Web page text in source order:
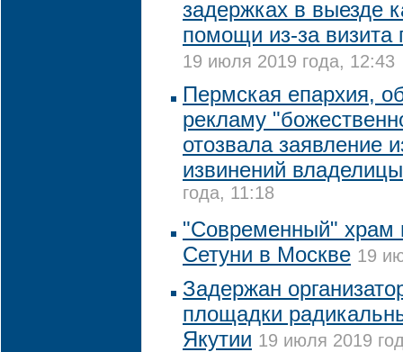
задержках в выезде
помощи из-за
19 июля 2019 года, 12:43
Пермская епархия,
рекламу
отозвала заявление
извинений
года, 11:18
"Современный" храм
Сетуни в Москве 19
Задержан
площадки
Якутии 19 июля 2019